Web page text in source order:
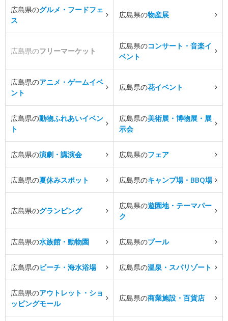
広島県のグルメ・フードフェ
ス
広島県の物産展
広島県のフリーマーケット
広島県のコンサート・音楽イ
ベント
広島県のアニメ・ゲームイベ
ント
広島県の花イベント
広島県の動物ふれあいイベン
ト
広島県の美術展・博物展・展
示会
広島県の演劇・講演会 広島県のフェア
広島県の夏休みスポット 広島県のキャンプ場・BBQ場
広島県のグランピング
広島県の遊園地・テーマパー
ク
広島県の水族館・動物園 広島県のプール
広島県のビーチ・海水浴場 広島県の温泉・スパリゾート
広島県のアウトレット・ショ
ッピングモール
広島県の商業施設・百貨店